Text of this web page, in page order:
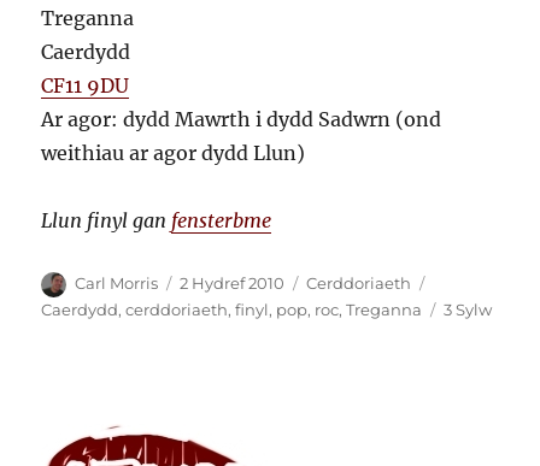
Treganna
Caerdydd
CF11 9DU
Ar agor: dydd Mawrth i dydd Sadwrn (ond
weithiau ar agor dydd Llun)
Llun finyl gan fensterbme
Awdur
Carl Morris
Cofnodwyd
ar
2 Hydref 2010 Categorïau
Cerddoriaeth
Caerdydd,cerddoriaeth,finyl, pop, roc,Treganna 3 Sylwar